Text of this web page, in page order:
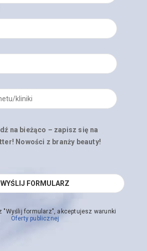
na bieżąco – zapisz się na
Nowości z branży beauty!
"Wyślij formularz", akceptujesz warunki
Oferty publicznej